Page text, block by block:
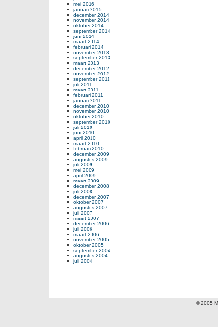
mei 2016
januari 2015
december 2014
november 2014
oktober 2014
september 2014
juni 2014
maart 2014
februari 2014
november 2013
september 2013
maart 2013
december 2012
november 2012
september 2011
juli 2011
maart 2011
februari 2011
januari 2011
december 2010
november 2010
oktober 2010
september 2010
juli 2010
juni 2010
april 2010
maart 2010
februari 2010
december 2009
augustus 2009
juli 2009
mei 2009
april 2009
maart 2009
december 2008
juli 2008
december 2007
oktober 2007
augustus 2007
juli 2007
maart 2007
december 2006
juli 2006
maart 2006
november 2005
oktober 2005
september 2004
augustus 2004
juli 2004
© 2005